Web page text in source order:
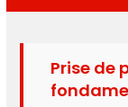
Prise de